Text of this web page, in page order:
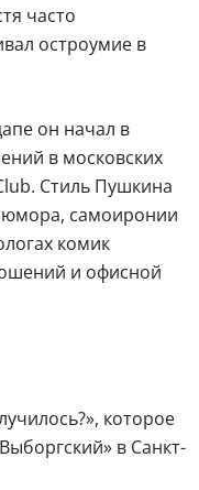
часто
остроумие в
он начал в
в московских
Стиль Пушкина
юмора, самоиронии
комик
и офисной
которое
в Санкт-